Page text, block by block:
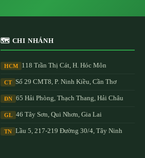
🗺️ CHI NHÁNH
HCM 118 Trần Thị Cát, H. Hóc Môn
CT Số 29 CMT8, P. Ninh Kiều, Cần Thơ
ĐN 65 Hải Phòng, Thạch Thang, Hải Châu
GL 46 Tây Sơn, Qui Nhơn, Gia Lai
TN Lầu 5, 217-219 Đường 30/4, Tây Ninh